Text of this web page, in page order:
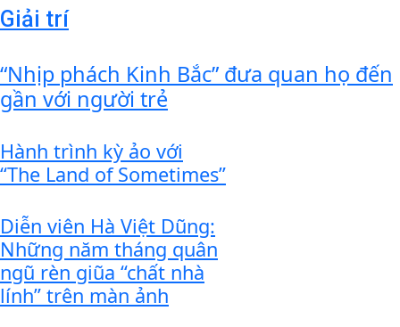
Giải trí
“Nhịp phách Kinh Bắc” đưa quan họ đến
gần với người trẻ
Hành trình kỳ ảo với
“The Land of Sometimes”
Diễn viên Hà Việt Dũng:
Những năm tháng quân
ngũ rèn giũa “chất nhà
lính” trên màn ảnh